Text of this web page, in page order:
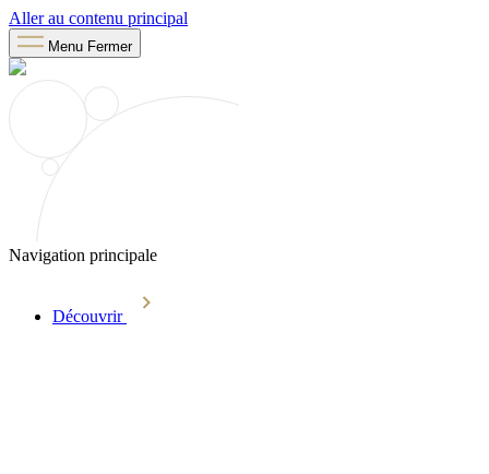
Aller au contenu principal
Menu Fermer
Navigation principale
Découvrir